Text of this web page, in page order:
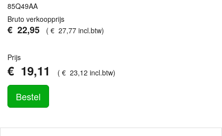
85Q49AA
Bruto verkoopprijs
€ 22,95 ( € 27,77 incl.btw)
Prijs
€ 19,11 ( € 23,12 incl.btw)
Bestel